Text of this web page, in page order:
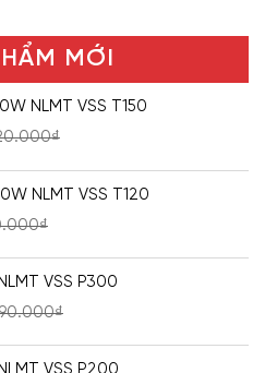
MỚI
NLMT VSS T150
₫
NLMT VSS T120
₫
VSS P300
₫